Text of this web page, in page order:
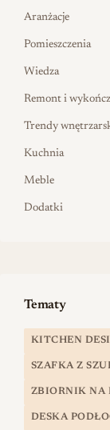
Aranżacje
Pomieszczenia
Wiedza
Remont i
Trendy
Kuchnia
Meble
Dodatki
Tematy
KITCHEN
SZAFKA Z
ZBIORNIK NA
DESKA